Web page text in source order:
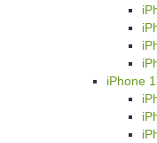
iPhone